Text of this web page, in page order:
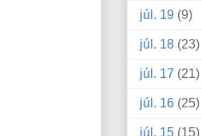
júl. 19 (9)
júl. 18 (23)
júl. 17 (21)
júl. 16 (25)
júl. 15 (15)